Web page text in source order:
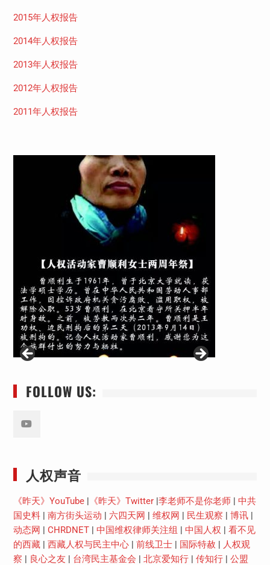
2015年人权报告
2014年人权报告
2013年人权报告
2012年人权报告
2011年人权报告
FOLLOW US:
人权声音
《昨天》YouTube| 《昨天》Twitter|李老师不是你老师| 中共
国史料| 南方街头运动 | 六四天网 | 维权网 | 民生观察 | 博讯|
动态网 | CHRDNET| 中国维权律师关注组 | 中国人权 | 看不见
的西藏| 西藏人权与民主中心| 前线卫士| 国际特赦 | 人权观
察 | 良心之友 | 台湾民主基金会 | 北京爱知行| 传知行| 公盟